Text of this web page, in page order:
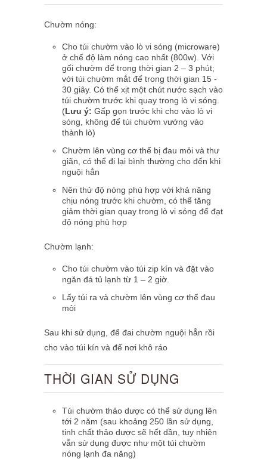
Chườm nóng:
Cho túi chườm vào lò vi sóng (microware)
ở chế độ làm nóng cao nhất (800w). Với
gối chườm để trong thời gian 2 – 3 phút;
với túi chườm mắt để trong thời gian 15 -
30 giây. Có thể xịt một chút nước sạch vào
túi chườm trước khi quay trong lò vi sóng.
(Lưu ý: Gấp gọn trước khi cho vào lò vi
sóng, không để túi chườm vướng vào
thành lò)
Chườm lên vùng cơ thể bị đau mỏi và thư
giãn, có thể đi lại bình thường cho đến khi
nguội hẳn
Nên thử độ nóng phù hợp với khả năng
chịu nóng trước khi chườm, có thể tăng
giảm thời gian quay trong lò vi sóng để đạt
độ nóng phù hợp
Chườm lạnh:
Cho túi chườm vào túi zip kín và đặt vào
ngăn đá tủ lạnh từ 1 – 2 giờ.
Lấy túi ra và chườm lên vùng cơ thể đau
mỏi
Sau khi sử dụng, để đai chườm nguội hẳn rồi
cho vào túi kín và để nơi khô ráo
THỜI GIAN SỬ DỤNG
Túi chườm thảo dược có thể sử dụng lên
tới 2 năm (sau khoảng 250 lần sử dụng,
tinh chất thảo dược sẽ hết dần, tuy nhiên
vẫn sử dụng được như một túi chườm
nóng lạnh đa năng)